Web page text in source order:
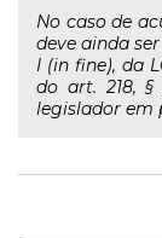
No caso de
deve ainda
I (in fine), da
do art. 218, §
legislador em